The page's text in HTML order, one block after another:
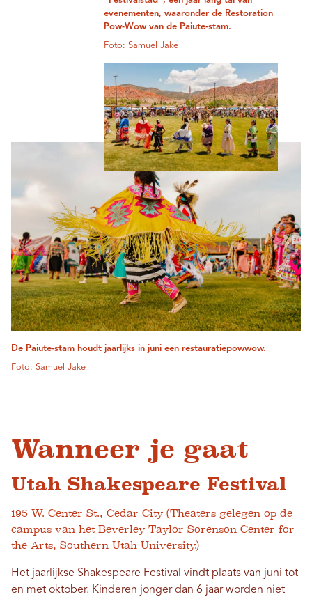
evenementen, waaronder de Restoration
Pow-Wow van de Paiute-stam.
Foto: Samuel Jake
De Paiute-stam houdt jaarlijks in juni een restauratiepowwow.
Foto: Samuel Jake
Wanneer je gaat
Utah Shakespeare Festival
195 W. Center St., Cedar City (Theaters gelegen op de
campus van het Beverley Taylor Sorenson Center for
the Arts, Southern Utah University.)
Het jaarlijkse Shakespeare Festival vindt plaats van juni tot
en met oktober. Kinderen jonger dan 6 jaar worden niet